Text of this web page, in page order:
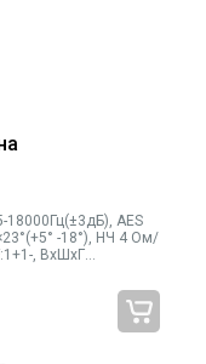
18000Гц(±3дБ), AES
-18°), НЧ 4 Ом/
, ВхШхГ